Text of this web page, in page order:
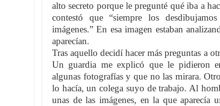
alto secreto porque le pregunté qué iba a
contestó que “siempre los
imágenes.” En esa imagen estaban
aparecían.
Tras aquello decidí hacer más preguntas a
Un guardia me explicó que le pidieron
algunas fotografías y que no las mirara.
lo hacía, un colega suyo de trabajo. Al
unas de las imágenes, en la que